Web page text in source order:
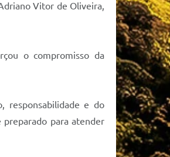
Vitor de Oliveira,
o compromisso da
responsabilidade e do
para atender